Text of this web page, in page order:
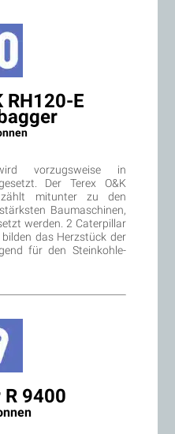
RH120-E
vorzugsweise in
Der Terex O&K
zählt mitunter zu den
Baumaschinen,
werden. 2 Caterpillar
das Herzstück der
für den Steinkohle-
9400